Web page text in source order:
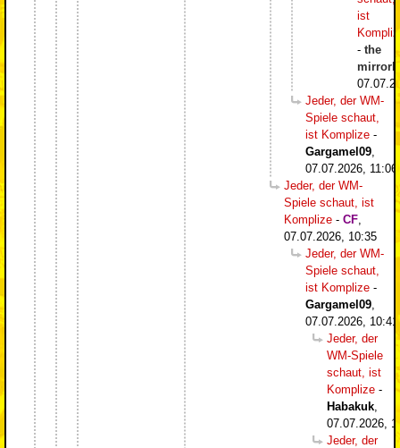
ist
- the
Jeder, der WM-
Spiele schaut,
ist Komplize -
Gargamel09
07.07.2026, 11:06
Jeder, der WM-
Spiele schaut, ist
Komplize - CF
07.07.2026, 10:35
Jeder, der WM-
Spiele schaut,
ist Komplize -
Gargamel09
07.07.2026, 10:41
Jeder, der
WM-Spiele
schaut, ist
Komplize -
Habakuk
07.07.2026,
Jeder, der